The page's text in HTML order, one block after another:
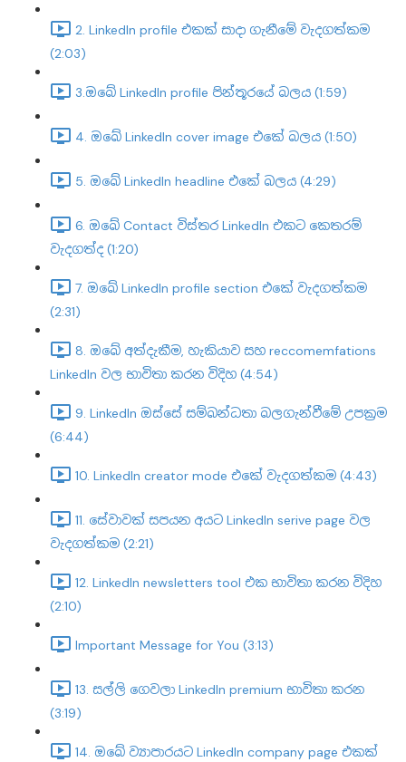
2. LinkedIn profile එකක් සාදා ගැනීමේ වැදගත්කම
(2:03)
3.ඔබේ LinkedIn profile පින්තූරයේ බලය (1:59)
4. ඔබේ LinkedIn cover image එකේ බලය (1:50)
5. ඔබේ LinkedIn headline එකේ බලය (4:29)
6. ඔබේ Contact විස්තර LinkedIn එකට කෙතරම්
වැදගත්ද (1:20)
7. ඔබේ LinkedIn profile section එකේ වැදගත්කම
(2:31)
8. ඔබේ අත්දැකීම, හැකියාව සහ reccomemfations
LinkedIn වල භාවිතා කරන විදිහ (4:54)
9. LinkedIn ඔස්සේ සම්බන්ධතා බලගැන්වීමේ උපක්‍රම
(6:44)
10. LinkedIn creator mode එකේ වැදගත්කම (4:43)
11. සේවාවක් සපයන අයට LinkedIn serive page වල
වැදගත්කම (2:21)
12. LinkedIn newsletters tool එක භාවිතා කරන විදිහ
(2:10)
Important Message for You (3:13)
13. සල්ලි ගෙවලා LinkedIn premium භාවිතා කරන
(3:19)
14. ඔබේ ව්‍යාපාරයට LinkedIn company page එකක්